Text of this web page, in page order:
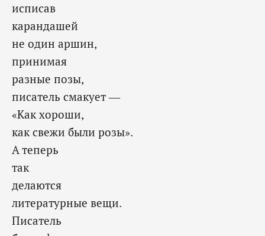
исписав
карандашей
не один аршин,
принимая
разные позы,
писатель смакует —
«Как хороши,
как свежи были розы».
А теперь
так
делаются
литературные вещи.
Писатель